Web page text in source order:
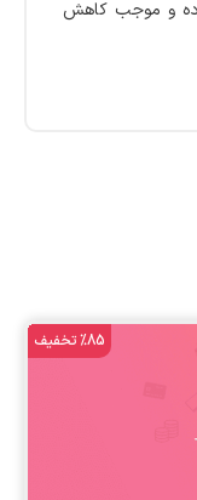
و موجب کاهش
%85 تخفیف